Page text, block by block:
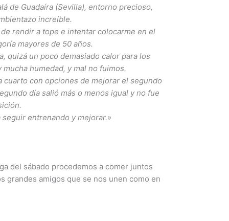
de Guadaíra (Sevilla), entorno precioso,
increíble.
rendir a tope e intentar colocarme en el
mayores de 50 años.
quizá un poco demasiado calor para los
humedad, y mal no fuimos.
cuarto con opciones de mejorar el segundo
día salió más o menos igual y no fue
seguir entrenando y mejorar.»
del sábado procedemos a comer juntos
grandes amigos que se nos unen como en